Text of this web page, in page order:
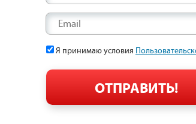
Email
Я принимаю условия